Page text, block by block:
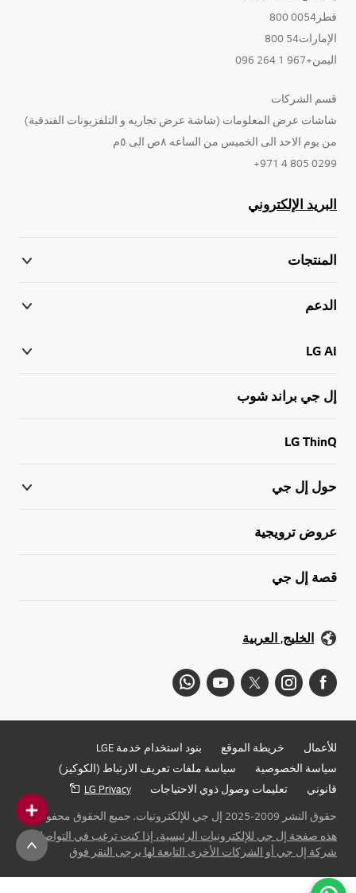
قطر0054 800
الإمارات54 800
اليمن+967 1 264 096
قسم الشركات
شاشات عرض المعلومات (شاشة عرض تجاريه و التلفزيونات الفندقية)
من يوم الاحد الى الخميس من الساعه ٨ص الى ٥م
0299 805 4 971+
البريد الإلكتروني
المنتجات
الدعم
LG AI
إل جي براند شوب
LG ThinQ
حول إل جي
عروض ترويجية
قصة إل جي
الخليج, العربية
للأعمال خريطة الموقع
بنود استخدام خدمة LGE
سياسة الخصوصية
سياسة ملفات تعريف الارتباط (الكوكيز)
قانوني
تعليمات وصول ذوي الاحتياجات
LG Privacy
حقوق النشر 2009-2025 إل جي للإلكترونيات. جميع الحقوق محفوظة
هذه صفحة إل جي للإلكترونيات الرئيسية، إذا كنت ترغب في التواصل مع
شركة إل جي أو الشركات الأخرى التابعة لها يرجى النقر فوق